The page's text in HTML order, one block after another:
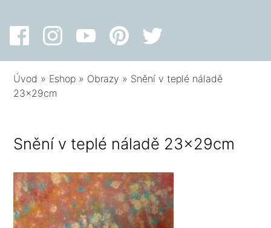
Úvod » Eshop » Obrazy » Snění v teplé náladě
23x29cm
Snění v teplé náladě 23x29cm